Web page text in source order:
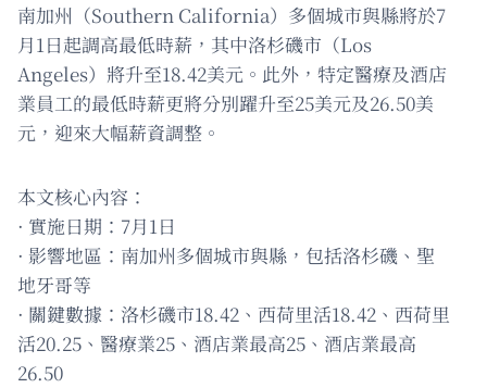
南加州（Southern California）多個城市與縣將於7
月1日起調高最低時薪，其中洛杉磯市（Los
Angeles）將升至18.42美元。此外，特定醫療及酒店
業員工的最低時薪更將分別躍升至25美元及26.50美
元，迎來大幅薪資調整。
本文核心內容：
· 實施日期：7月1日
· 影響地區：南加州多個城市與縣，包括洛杉磯、聖
地牙哥等
· 關鍵數據：洛杉磯市18.42、西荷里活18.42、西荷里
活20.25、醫療業25、酒店業最高25、酒店業最高
26.50